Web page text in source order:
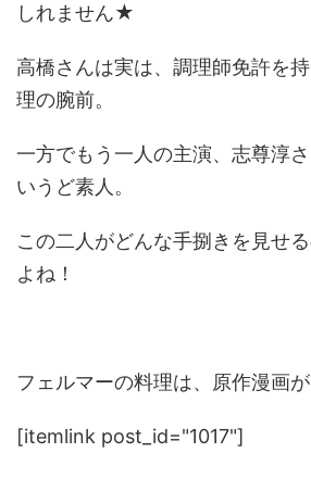
しれません★
高橋さんは実は、調理師免許を
理の腕前。
一方でもう一人の主演、志尊淳
いうど素人。
この二人がどんな手捌きを見せ
よね！
フェルマーの料理は、原作漫画が
[itemlink post_id="1017"]